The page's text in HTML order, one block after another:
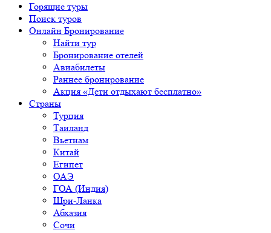
Горящие туры
Поиск туров
Онлайн Бронирование
Найти тур
Бронирование отелей
Авиабилеты
Раннее бронирование
Акция «Дети отдыхают бесплатно»
Страны
Турция
Таиланд
Вьетнам
Китай
Египет
ОАЭ
ГОА (Индия)
Шри-Ланка
Абхазия
Сочи